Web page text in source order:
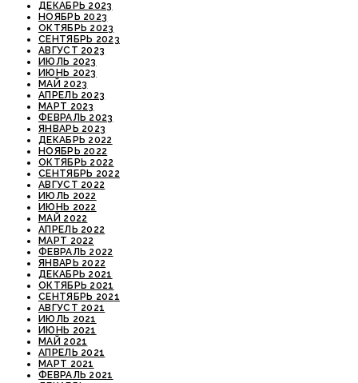
ДЕКАБРЬ 2023
НОЯБРЬ 2023
ОКТЯБРЬ 2023
СЕНТЯБРЬ 2023
АВГУСТ 2023
ИЮЛЬ 2023
ИЮНЬ 2023
МАЙ 2023
АПРЕЛЬ 2023
МАРТ 2023
ФЕВРАЛЬ 2023
ЯНВАРЬ 2023
ДЕКАБРЬ 2022
НОЯБРЬ 2022
ОКТЯБРЬ 2022
СЕНТЯБРЬ 2022
АВГУСТ 2022
ИЮЛЬ 2022
ИЮНЬ 2022
МАЙ 2022
АПРЕЛЬ 2022
МАРТ 2022
ФЕВРАЛЬ 2022
ЯНВАРЬ 2022
ДЕКАБРЬ 2021
ОКТЯБРЬ 2021
СЕНТЯБРЬ 2021
АВГУСТ 2021
ИЮЛЬ 2021
ИЮНЬ 2021
МАЙ 2021
АПРЕЛЬ 2021
МАРТ 2021
ФЕВРАЛЬ 2021